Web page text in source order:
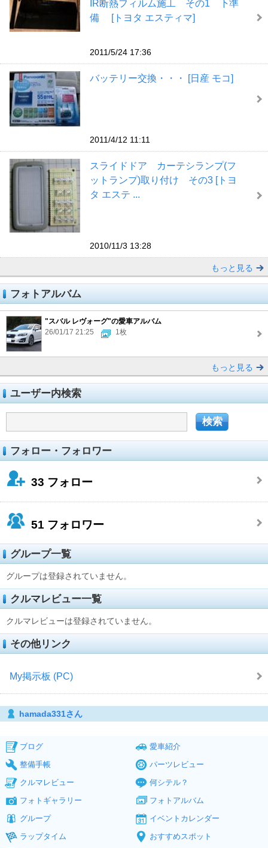
IR断熱フィルム施工 その1 下準
備 [トヨタ エスティマ]
2011/5/24 17:36
バッテリー交換・・・ [日産 モコ]
2011/4/12 11:11
スライドドア カーテシランプ(フ
ットランプ)取り付け その3 [トヨ
タ エステ ...
2010/11/3 13:28
もっと見る
フォトアルバム
"スバル レヴォーグ"の愛車アルバム
26/01/17 21:25
1枚
もっと見る
ユーザー内検索
フォロー・フォロワー
33 フォロー
51 フォロワー
グループ一覧
グループは登録されていません。
クルマレビュー一覧
クルマレビューは登録されていません。
その他リンク
My掲示板 (PC)
hamada331さん
ブログ
愛車紹介
整備手帳
パーツレビュー
クルマレビュー
何シテル？
フォトギャラリー
フォトアルバム
グループ
イベントカレンダー
ラップタイム
おすすめスポット